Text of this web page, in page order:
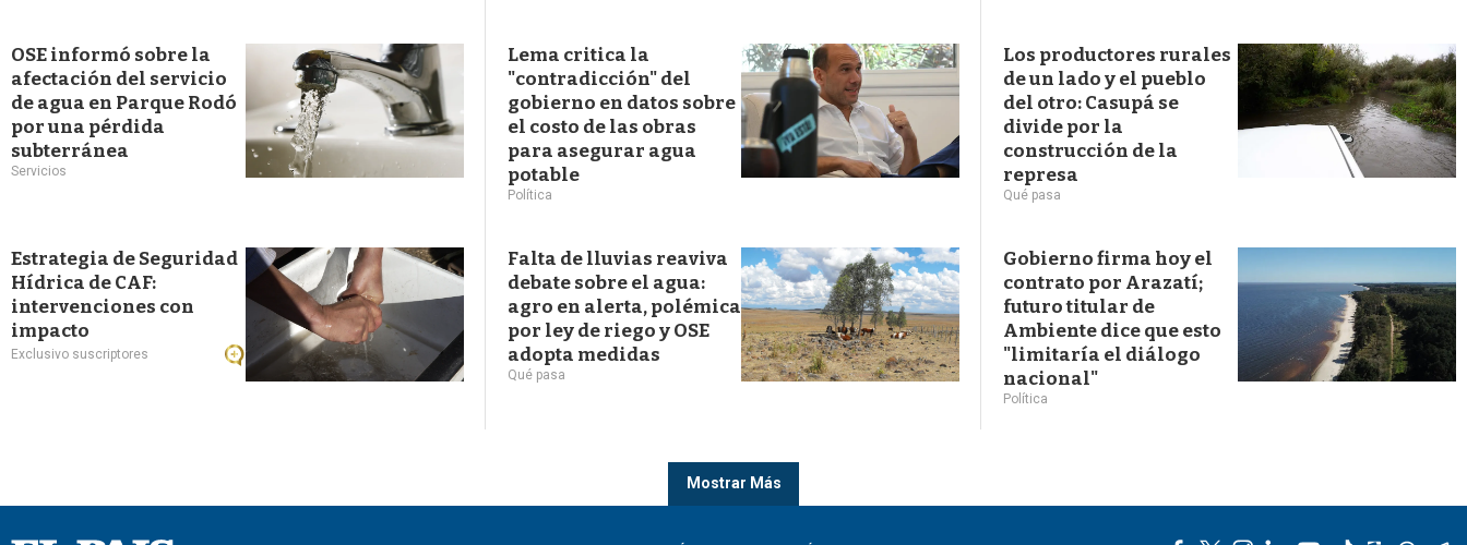
OSE informó sobre la
afectación del servicio
de agua en Parque Rodó
por una pérdida
subterránea
Servicios
Lema critica la
"contradicción" del
gobierno en datos sobre
el costo de las obras
para asegurar agua
potable
Política
Los productores rurales
de un lado y el pueblo
del otro: Casupá se
divide por la
construcción de la
represa
Qué pasa
Estrategia de Seguridad
Hídrica de CAF:
intervenciones con
impacto
Exclusivo suscriptores
Falta de lluvias reaviva
debate sobre el agua:
agro en alerta, polémica
por ley de riego y OSE
adopta medidas
Qué pasa
Gobierno firma hoy el
contrato por Arazatí;
futuro titular de
Ambiente dice que esto
"limitaría el diálogo
nacional"
Política
Mostrar Más